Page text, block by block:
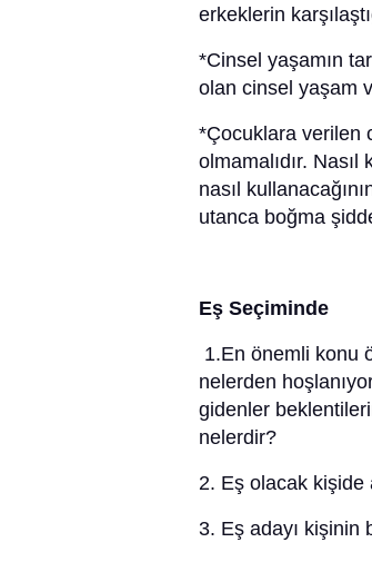
erkeklerin
*Cinsel yaşamın
olan cinsel yaşam
*Çocuklara verilen
olmamalıdır.
nasıl
utanca boğma
Eş Seçiminde
1.En önemli konu
nelerden
gidenler
nelerdir?
2. Eş olacak kişide
3. Eş adayı kişinin